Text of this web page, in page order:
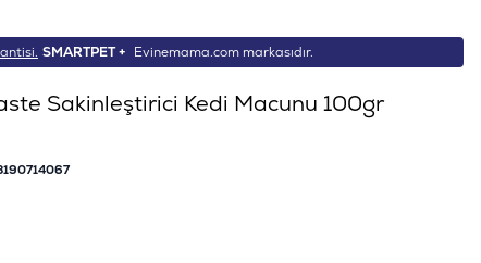
SMARTPET + Evinemama.com markasıdır.
Sakinleştirici Kedi Macunu 100gr